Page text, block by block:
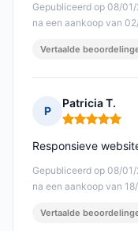
Gepubliceerd op 08/
na een aankoop van
Vertaalde
P
Patricia T.
Opmerking: 5
Gepubliceerd op 08/
na een aankoop van
Responsieve
Vertaalde